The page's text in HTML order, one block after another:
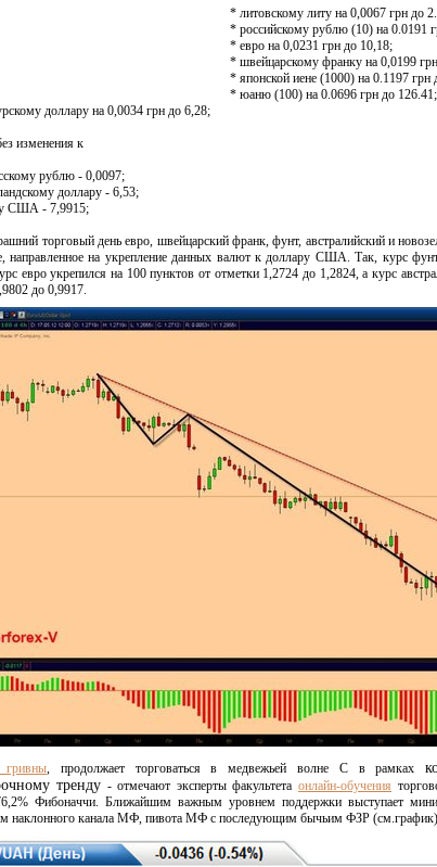
* литовскому литу на 0,0067 грн до
* российскому рублю (10) на 0.0191
* евро на 0,0231 грн до 10,18;
* швейцарскому франку на 0,0199
* японской иене (1000) на 0.1197 грн
* юаню (100) на 0.0696 грн до 126.41;
доллару на 0,0034 грн до 6,28;
изменения к
рублю - 0,0097;
доллару - 6,53;
США - 7,9915;
торговый день евро, швейцарский франк, фунт, австралийский и
направленное на укрепление данных валют к доллару США. Так, курс
евро укрепился на 100 пунктов от отметки 1,2724 до 1,2824, а курс
до 0,9917.
гривны, продолжает торговаться в медвежьей волне С в рамках
тренду - отмечают эксперты факультетаонлайн-обучения
Фибоначчи. Ближайшим важным уровнем поддержки выступает
наклонного канала МФ, пивота МФ с последующим бычьим ФЗР